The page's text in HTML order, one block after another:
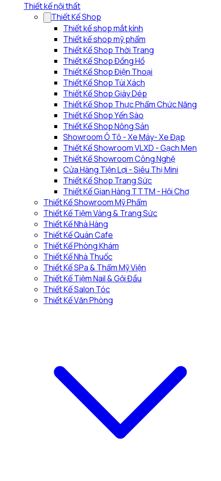
Thiết kế nội thất
Thiết Kế Shop
Thiết kế shop mắt kính
Thiết kế shop mỹ phẩm
Thiết Kế Shop Thời Trang
Thiết Kế Shop Đồng Hồ
Thiết Kế Shop Điện Thoại
Thiết Kế Shop Túi Xách
Thiết Kế Shop Giày Dép
Thiết Kế Shop Thực Phẩm Chức Năng
Thiết Kế Shop Yến Sào
Thiết Kế Shop Nông Sản
Showroom Ô Tô - Xe Máy- Xe Đạp
Thiết Kế Showroom VLXD - Gạch Men
Thiết Kế Showroom Công Nghệ
Cửa Hàng Tiện Lợi - Siêu Thị Mini
Thiết Kế Shop Trang Sức
Thiết Kế Gian Hàng TTTM - Hội Chợ
Thiết Kế Showroom Mỹ Phẩm
Thiết Kế Tiệm Vàng & Trang Sức
Thiết Kế Nhà Hàng
Thiết Kế Quán Cafe
Thiết Kế Phòng Khám
Thiết Kế Nhà Thuốc
Thiết Kế SPa & Thẩm Mỹ Viện
Thiết Kế Tiệm Nail & Gội Đầu
Thiết Kế Salon Tóc
Thiết Kế Văn Phòng